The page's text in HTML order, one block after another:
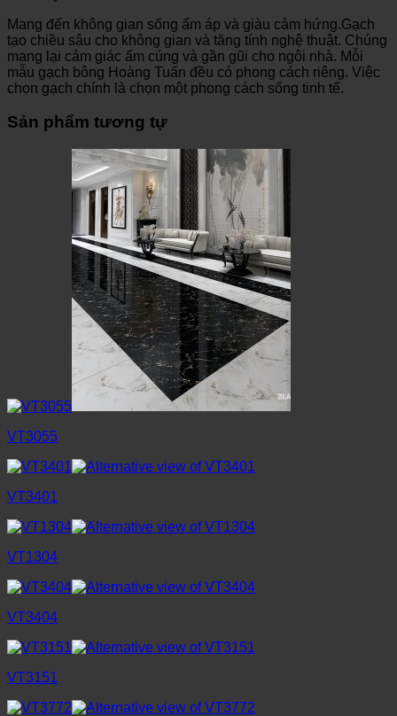
Mang đến không gian sống ấm áp và giàu cảm hứng.Gạch
tạo chiều sâu cho không gian và tăng tính nghệ thuật. Chúng
mang lại cảm giác ấm cúng và gần gũi cho ngôi nhà. Mỗi
mẫu gạch bông Hoàng Tuấn đều có phong cách riêng. Việc
chọn gạch chính là chọn một phong cách sống tinh tế.
Sản phẩm tương tự
VT3055
VT3401
VT1304
VT3404
VT3151